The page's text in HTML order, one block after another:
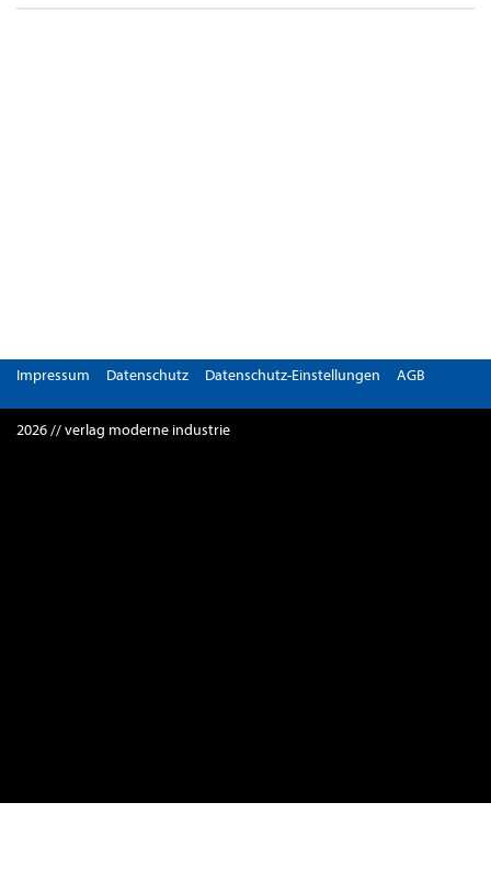
Impressum Datenschutz Datenschutz-Einstellungen AGB
2026 // verlag moderne industrie